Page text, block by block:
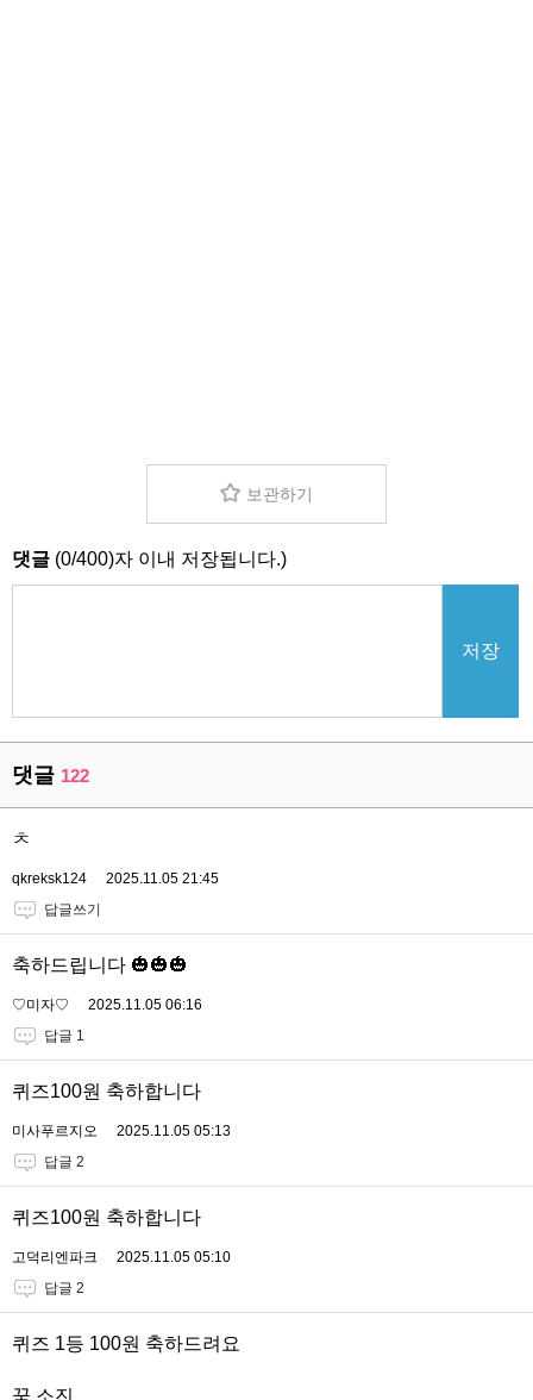
보관하기
댓글 (0/400)자 이내 저장됩니다.)
저장
댓글 122
ㅊ
qkreksk124
2025.11.05 21:45
답글쓰기
축하드립니다 🎃🎃🎃
♡미자♡
2025.11.05 06:16
답글 1
퀴즈100원 축하합니다
미사푸르지오
2025.11.05 05:13
답글 2
퀴즈100원 축하합니다
고덕리엔파크
2025.11.05 05:10
답글 2
퀴즈 1등 100원 축하드려요